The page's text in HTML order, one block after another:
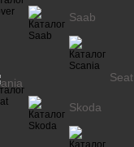
Saab
Seat
Skoda